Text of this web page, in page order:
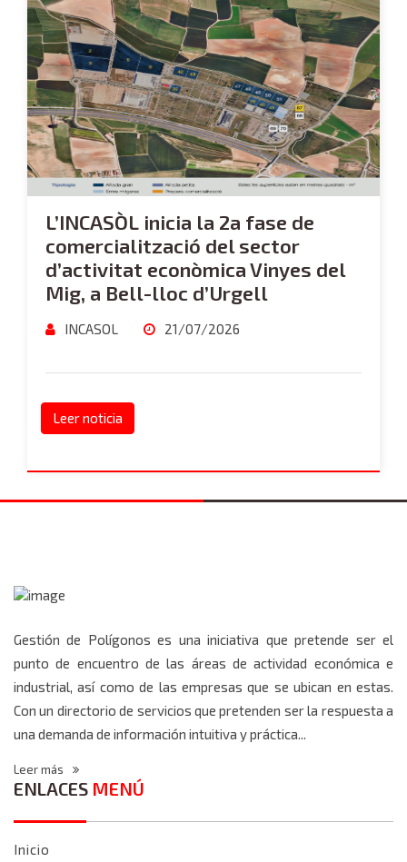
L’INCASÒL inicia la 2a fase de
comercialització del sector
d’activitat econòmica Vinyes del
Mig, a Bell-lloc d’Urgell
INCASOL 21/07/2026
Leer noticia
Gestión de Polígonos es una iniciativa que pretende ser el
punto de encuentro de las áreas de actividad económica e
industrial, así como de las empresas que se ubican en estas.
Con un directorio de servicios que pretenden ser la respuesta a
una demanda de información intuitiva y práctica...
Leer más
ENLACES MENÚ
Inicio